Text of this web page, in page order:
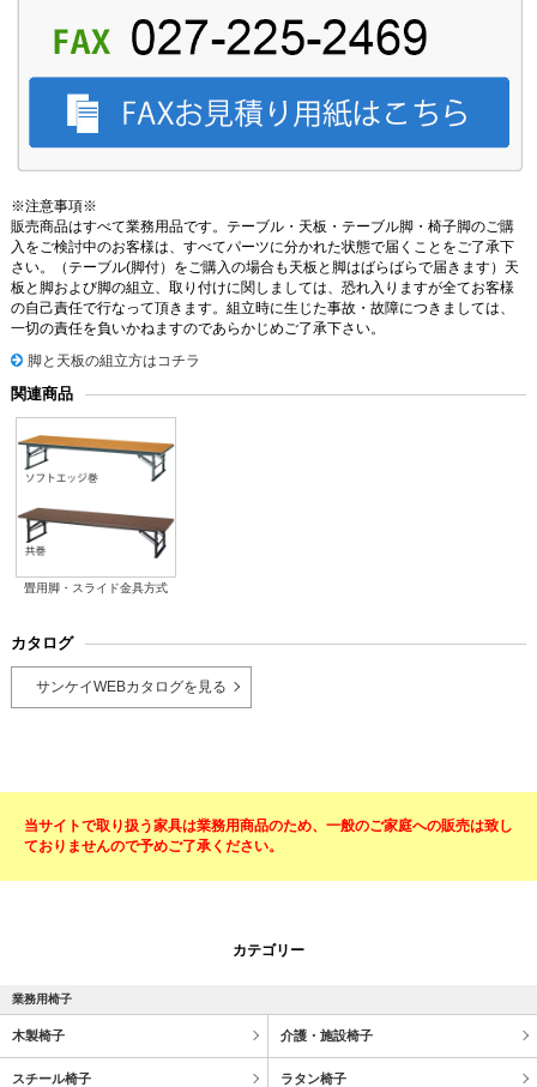
※注意事項※
販売商品はすべて業務用品です。テーブル・天板・テーブル脚・椅子脚のご購
入をご検討中のお客様は、すべてパーツに分かれた状態で届くことをご了承下
さい。（テーブル(脚付）をご購入の場合も天板と脚はばらばらで届きます）天
板と脚および脚の組立、取り付けに関しましては、恐れ入りますが全てお客様
の自己責任で行なって頂きます。組立時に生じた事故・故障につきましては、
一切の責任を負いかねますのであらかじめご了承下さい。
脚と天板の組立方はコチラ
関連商品
畳用脚・スライド金具方式
カタログ
サンケイWEBカタログを見る
当サイトで取り扱う家具は業務用商品のため、一般のご家庭への販売は致し
ておりませんので予めご了承ください。
カテゴリー
業務用椅子
木製椅子 介護・施設椅子
スチール椅子 ラタン椅子